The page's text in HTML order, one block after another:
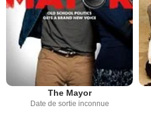
The Mayor
Date de sortie inconnue